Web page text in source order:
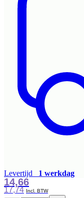
Levertijd 1 werkdag
17,74
14,66